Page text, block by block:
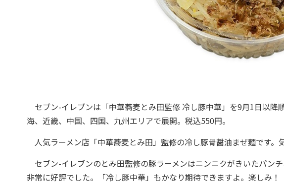
セブン-イレブンは「中華蕎麦とみ田監修 冷し豚中華」を9月1日以降
海、近畿、中国、四国、九州エリアで展開。税込550円。
人気ラーメン店「中華蕎麦とみ田」監修の冷し豚骨醤油まぜ麺です。
セブン-イレブンのとみ田監修の豚ラーメンはニンニクがきいたパン
非常に好評でした。「冷し豚中華」もかなり期待できますよ。楽しみ！